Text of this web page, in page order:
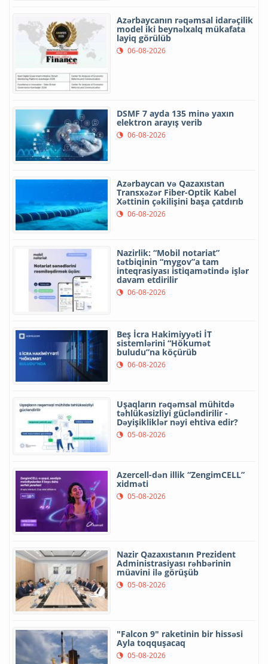
Azərbaycanın rəqəmsal idarəçilik
model iki beynəlxalq mükafata
layiq görülüb
06-08-2026
DSMF 7 ayda 135 minə yaxın
elektron arayış verib
06-08-2026
Azərbaycan və Qazaxıstan
Transxəzər Fiber-Optik Kabel
Xəttinin çəkilişini başa çatdırıb
06-08-2026
Nazirlik: “Mobil notariat”
tətbiqinin “mygov”a tam
inteqrasiyası istiqamətində işlər
davam etdirilir
06-08-2026
Beş İcra Hakimiyyəti İT
sistemlərini “Hökumət
buludu”na köçürüb
06-08-2026
Uşaqların rəqəmsal mühitdə
təhlükəsizliyi gücləndirilir -
Dəyişikliklər nəyi ehtiva edir?
05-08-2026
Azercell-dən illik “ZengimCELL”
xidməti
05-08-2026
Nazir Qazaxıstanın Prezident
Administrasiyası rəhbərinin
müavini ilə görüşüb
05-08-2026
"Falcon 9" raketinin bir hissəsi
Ayla toqquşacaq
05-08-2026